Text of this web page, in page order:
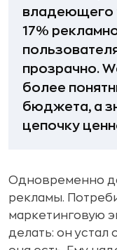
владеющего
17%
прозрачно.
более
бюджета, а
цепочку
Одновременно
рекламы.
маркетинговую
делать: он устал